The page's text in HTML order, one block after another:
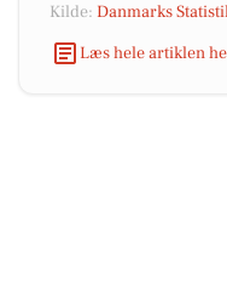
Kilde: Danmarks
Læs hele artiklen